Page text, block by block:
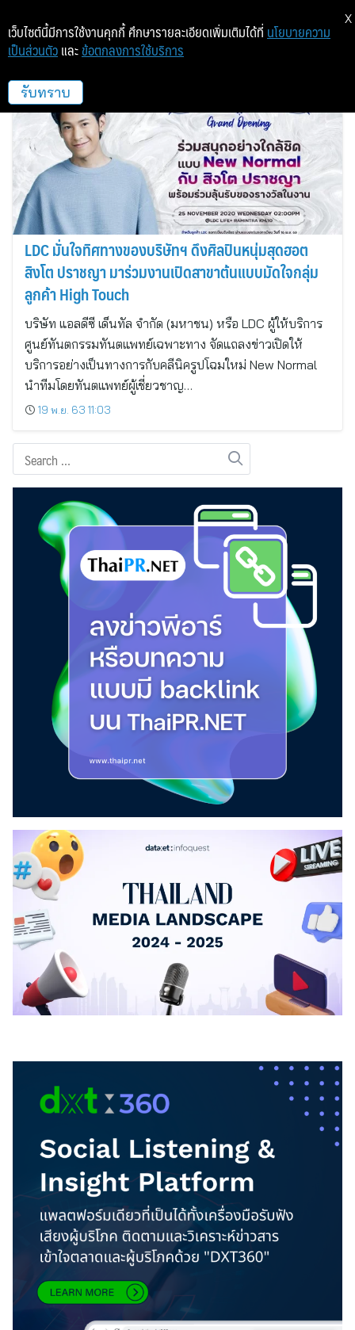
แอลดีซี เด็นทัล
LDC มั่นใจทิศทางของบริษัทฯ ดึงศิลปินหนุ่มสุดฮอต
สิงโต ปราชญา มาร่วมงานเปิดสาขาต้นแบบมัดใจกลุ่ม
ลูกค้า High Touch
บริษัท แอลดีซี เด็นทัล จำกัด (มหาชน) หรือ LDC ผู้ให้บริการ
ศูนย์ทันตกรรมทันตแพทย์เฉพาะทาง จัดแถลงข่าวเปิดให้
บริการอย่างเป็นทางการกับคลีนิครูปโฉมใหม่ New Normal
นำทีมโดยทันตแพทย์ผู้เชี่ยวชาญ…
19 พ.ย. 63 11:03
เว็บไซต์นี้มีการใช้งานคุกกี้ ศึกษารายละเอียดเพิ่มเติมได้ที่ นโยบายความ
เป็นส่วนตัว และ ข้อตกลงการใช้บริการ
รับทราบ
X